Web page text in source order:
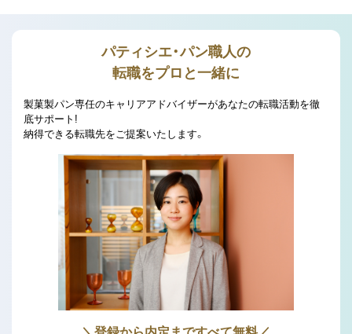
パティシエ・パン職人の
転職をプロと一緒に
製菓製パン専任のキャリアアドバイザーがあなたの転職活動を徹
底サポート!
納得できる転職先をご提案いたします。